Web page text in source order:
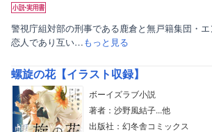
警視庁組対部の刑事である鹿倉と無戸籍集団・エ
恋人であり互い…もっと見る
螺旋の花【イラスト収録】
ボーイズラブ小説
著者：沙野風結子...他
出版社：幻冬舎コミックス